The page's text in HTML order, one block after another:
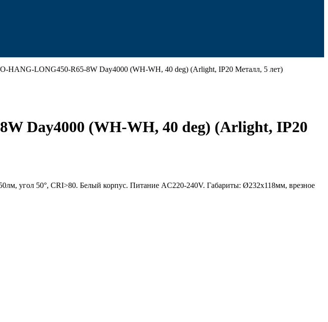
HANG-LONG450-R65-8W Day4000 (WH-WH, 40 deg) (Arlight, IP20 Металл, 5 лет)
Day4000 (WH-WH, 40 deg) (Arlight, IP20
угол 50°, CRI>80. Белый корпус. Питание AC220-240V. Габариты: Ø232х118мм, врезное